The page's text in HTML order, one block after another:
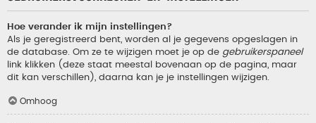
Hoe verander ik mijn instellingen?
Als je geregistreerd bent, worden al je gegevens opgeslagen in
de database. Om ze te wijzigen moet je op de gebruikerspaneel
link klikken (deze staat meestal bovenaan op de pagina, maar
dit kan verschillen), daarna kan je je instellingen wijzigen.
Omhoog